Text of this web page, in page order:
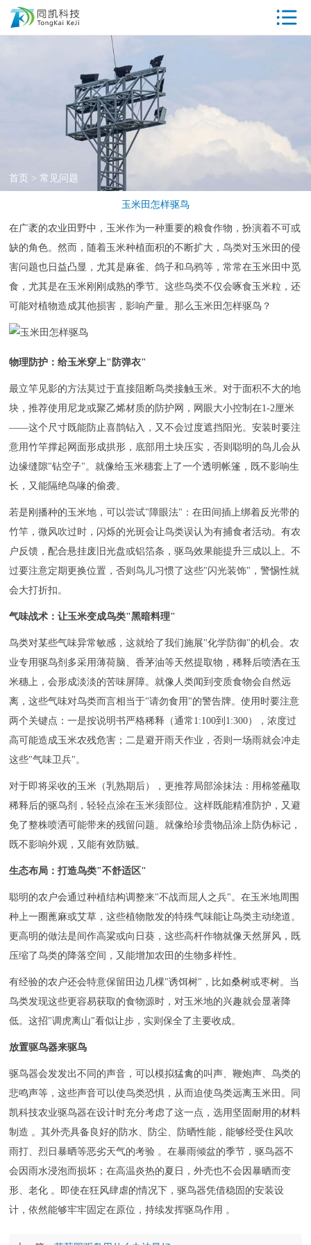
ISO资质
荣誉资质
客户案例
新闻中心
技术中心
企业文化
首页 >常见问题
玉米田怎样驱鸟
在广袤的农业田野中，玉米作为一种重要的粮食作物，扮演着不可或
缺的角色。然而，随着玉米种植面积的不断扩大，鸟类对玉米田的侵
害问题也日益凸显，尤其是麻雀、鸽子和乌鸦等，常常在玉米田中觅
食，尤其是在玉米刚刚成熟的季节。这些鸟类不仅会啄食玉米粒，还
可能对植物造成其他损害，影响产量。那么玉米田怎样驱鸟？
物理防护：给玉米穿上"防弹衣"
最立竿见影的方法莫过于直接阻断鸟类接触玉米。对于面积不大的地
块，推荐使用尼龙或聚乙烯材质的防护网，网眼大小控制在1-2厘米
——这个尺寸既能防止喜鹊钻入，又不会过度遮挡阳光。安装时要注
意用竹竿撑起网面形成拱形，底部用土块压实，否则聪明的鸟儿会从
边缘缝隙"钻空子"。就像给玉米穗套上了一个透明帐篷，既不影响生
长，又能隔绝鸟喙的偷袭。
若是刚播种的玉米地，可以尝试"障眼法"：在田间插上绑着反光带的
竹竿，微风吹过时，闪烁的光斑会让鸟类误认为有捕食者活动。有农
户反馈，配合悬挂废旧光盘或铝箔条，驱鸟效果能提升三成以上。不
过要注意定期更换位置，否则鸟儿习惯了这些"闪光装饰"，警惕性就
会大打折扣。
气味战术：让玉米变成鸟类"黑暗料理"
鸟类对某些气味异常敏感，这就给了我们施展"化学防御"的机会。农
业专用驱鸟剂多采用薄荷脑、香茅油等天然提取物，稀释后喷洒在玉
米穗上，会形成淡淡的苦味屏障。就像人类闻到变质食物会自然远
离，这些气味对鸟类而言相当于"请勿食用"的警告牌。使用时要注意
两个关键点：一是按说明书严格稀释（通常1:100到1:300），浓度过
高可能造成玉米农残危害；二是避开雨天作业，否则一场雨就会冲走
这些"气味卫兵"。
对于即将采收的玉米（乳熟期后），更推荐局部涂抹法：用棉签蘸取
稀释后的驱鸟剂，轻轻点涂在玉米须部位。这样既能精准防护，又避
免了整株喷洒可能带来的残留问题。就像给珍贵物品涂上防伪标记，
既不影响外观，又能有效防贼。
生态布局：打造鸟类"不舒适区"
聪明的农户会通过种植结构调整来"不战而屈人之兵"。在玉米地周围
种上一圈蓖麻或艾草，这些植物散发的特殊气味能让鸟类主动绕道。
更高明的做法是间作高粱或向日葵，这些高杆作物就像天然屏风，既
压缩了鸟类的降落空间，又能增加农田的生物多样性。
有经验的农户还会特意保留田边几棵"诱饵树"，比如桑树或枣树。当
鸟类发现这些更容易获取的食物源时，对玉米地的兴趣就会显著降
低。这招"调虎离山"看似让步，实则保全了主要收成。
放置驱鸟器来驱鸟
驱鸟器会发发出不同的声音，可以模拟猛禽的叫声、鞭炮声、鸟类的
悲鸣声等，这些声音可以使鸟类恐惧，从而迫使鸟类远离玉米田。同
凯科技农业驱鸟器在设计时充分考虑了这一点，选用坚固耐用的材料
制造 。其外壳具备良好的防水、防尘、防晒性能，能够经受住风吹
雨打、烈日暴晒等恶劣天气的考验 。在暴雨倾盆的季节，驱鸟器不
会因雨水浸泡而损坏；在高温炎热的夏日，外壳也不会因暴晒而变
形、老化 。即使在狂风肆虐的情况下，驱鸟器凭借稳固的安装设
计，依然能够牢牢固定在原位，持续发挥驱鸟作用 。